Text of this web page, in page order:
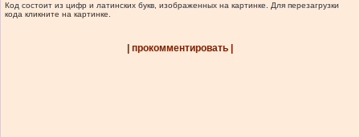
Код состоит из цифр и латинских букв, изображенных на картинке. Для перезагрузки
кода кликните на картинке.
| прокомментировать |